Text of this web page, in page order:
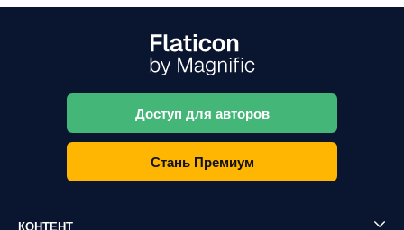
Доступ для авторов
Стань Премиум
КОНТЕНТ